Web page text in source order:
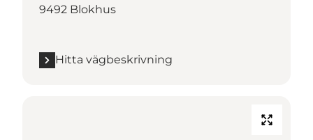
9492 Blokhus
Hitta vägbeskrivning